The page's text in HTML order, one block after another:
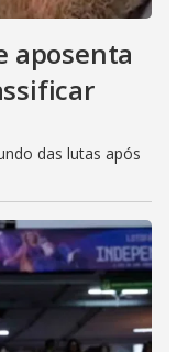
aposenta
das lutas após